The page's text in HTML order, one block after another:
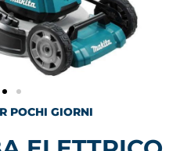
POCHI GIORNI​